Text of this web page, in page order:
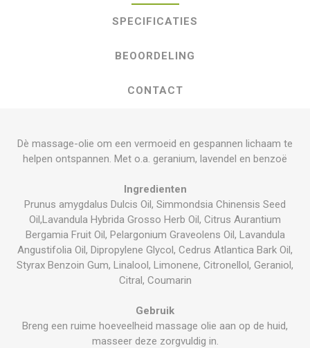
SPECIFICATIES
BEOORDELING
CONTACT
Dè massage-olie om een vermoeid en gespannen lichaam te
helpen ontspannen. Met o.a. geranium, lavendel en benzoë
Ingredienten
Prunus amygdalus Dulcis Oil, Simmondsia Chinensis Seed
Oil,Lavandula Hybrida Grosso Herb Oil, Citrus Aurantium
Bergamia Fruit Oil, Pelargonium Graveolens Oil, Lavandula
Angustifolia Oil, Dipropylene Glycol, Cedrus Atlantica Bark Oil,
Styrax Benzoin Gum, Linalool, Limonene, Citronellol, Geraniol,
Citral, Coumarin
Gebruik
Breng een ruime hoeveelheid massage olie aan op de huid,
masseer deze zorgvuldig in.